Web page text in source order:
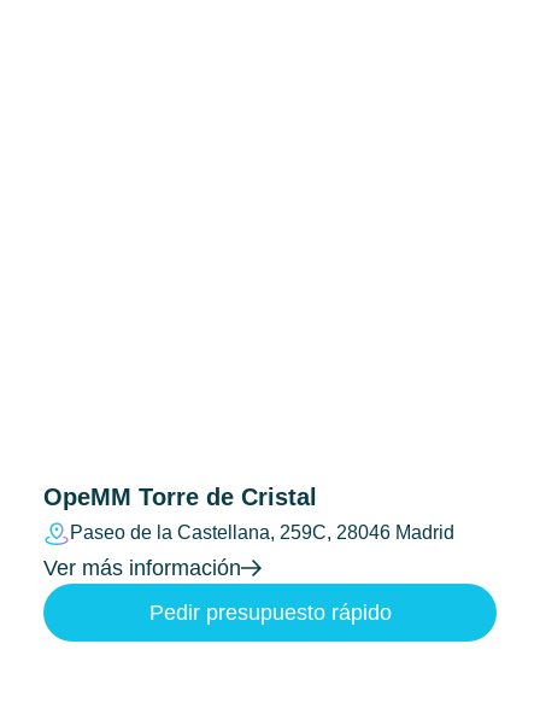
OpeMM Torre de Cristal
Paseo de la Castellana, 259C, 28046 Madrid
Ver más información
Pedir presupuesto rápido